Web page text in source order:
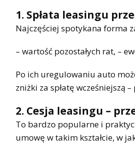
1. Spłata leasingu
Najczęściej spotykana forma
– wartość pozostałych rat, –
Po ich uregulowaniu auto
zniżki za spłatę wcześniejszą
2. Cesja leasingu –
To bardzo popularne i
umowę w takim kształcie, w